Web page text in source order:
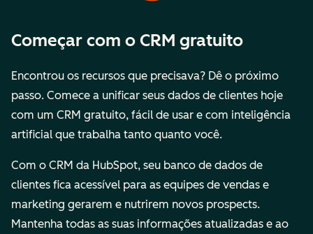
Começar com o CRM gratuito
Encontrou os recursos que precisava? Dê o próximo
passo. Comece a unificar seus dados de clientes hoje
com um CRM gratuito, fácil de usar e com inteligência
artificial que trabalha tanto quanto você.
Com o CRM da HubSpot, seu banco de dados de
clientes fica acessível para as equipes de vendas e
marketing gerarem e nutrirem novos prospects.
Mantenha todas as suas informações atualizadas e ao